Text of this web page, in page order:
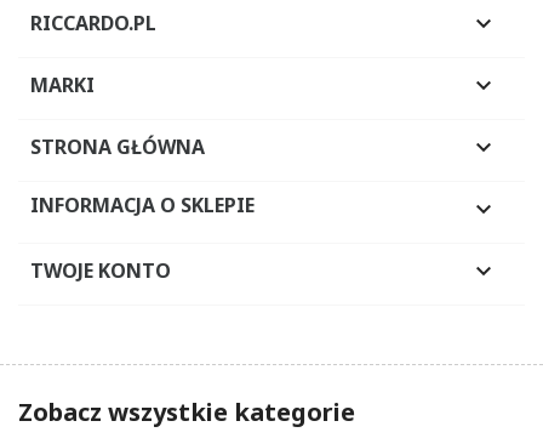
RICCARDO.PL 
MARKI 
STRONA GŁÓWNA 
INFORMACJA O SKLEPIE 
TWOJE KONTO 
Zobacz wszystkie kategorie